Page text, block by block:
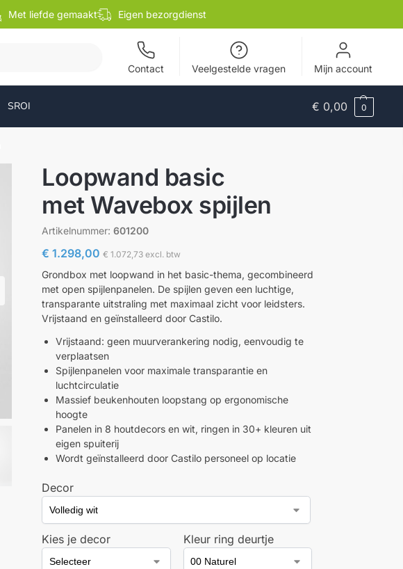
Met liefde gemaakt Eigen bezorgdienst
Contact Veelgestelde vragen Mijn account
SROI € 0,00 0
Loopwand basic
met Wavebox spijlen
Artikelnummer:601200
€ 1.298,00 € 1.072,73 excl. btw
Grondbox met loopwand in het basic-thema, gecombineerd
met open spijlenpanelen. De spijlen geven een luchtige,
transparante uitstraling met maximaal zicht voor leidsters.
Vrijstaand en geïnstalleerd door Castilo.
Vrijstaand: geen muurverankering nodig, eenvoudig te
verplaatsen
Spijlenpanelen voor maximale transparantie en
luchtcirculatie
Massief beukenhouten loopstang op ergonomische
hoogte
Panelen in 8 houtdecors en wit, ringen in 30+ kleuren uit
eigen spuiterij
Wordt geïnstalleerd door Castilo personeel op locatie
Decor
Kies je decor Kleur ring deurtje